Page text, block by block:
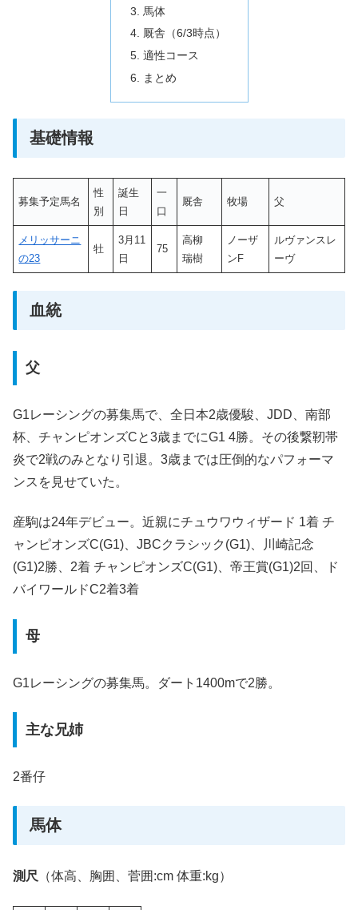
馬体
厩舎（6/3時点）
適性コース
まとめ
基礎情報
募集予定馬名
性
別
誕生
日
一
口
厩舎 牧場 父
メリッサーニ
の23
牡
3月11
日
75
高柳
瑞樹
ノーザ
ンF
ルヴァンスレ
ーヴ
血統
父
G1レーシングの募集馬で、全日本2歳優駿、JDD、南部
杯、チャンピオンズCと3歳までにG1 4勝。その後繋靭帯
炎で2戦のみとなり引退。3歳までは圧倒的なパフォーマ
ンスを見せていた。
産駒は24年デビュー。近親にチュウワウィザード 1着 チ
ャンピオンズC(G1)、JBCクラシック(G1)、川崎記念
(G1)2勝、2着 チャンピオンズC(G1)、帝王賞(G1)2回、ド
バイワールドC2着3着
母
G1レーシングの募集馬。ダート1400mで2勝。
主な兄姉
2番仔
馬体
測尺 （体高、胸囲、菅囲:cm 体重:kg）